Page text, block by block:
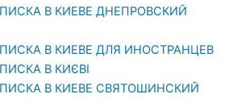
В КИЕВЕ ДНЕПРОВСКИЙ
В КИЕВЕ ДЛЯ ИНОСТРАНЦЕВ
В КИЄВІ
В КИЕВЕ СВЯТОШИНСКИЙ